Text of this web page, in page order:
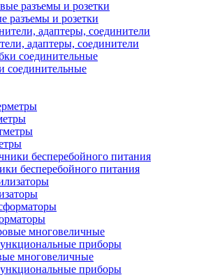
разъемы и розетки
адаптеры, соединители
соединительные
бесперебойного питания
многовеличные
приборы